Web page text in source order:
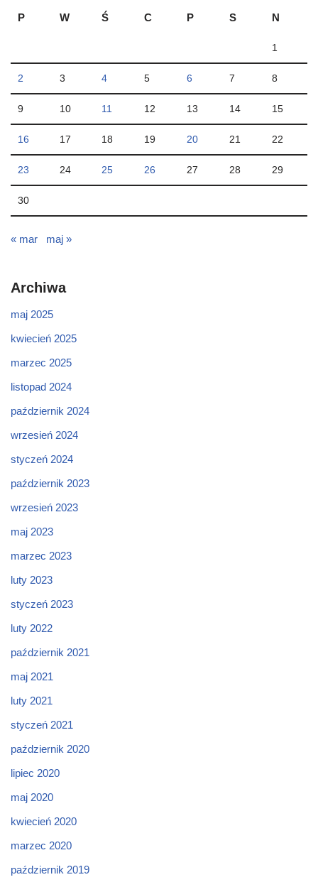
P
W Ś C P S N
1
2 3 4 5 6 7 8
9 10 11 12 13 14 15
16 17 18 19 20 21 22
23 24 25 26 27 28 29
30
« mar maj »
Archiwa
maj 2025
kwiecień 2025
marzec 2025
listopad 2024
październik 2024
wrzesień 2024
styczeń 2024
październik 2023
wrzesień 2023
maj 2023
marzec 2023
luty 2023
styczeń 2023
luty 2022
październik 2021
maj 2021
luty 2021
styczeń 2021
październik 2020
lipiec 2020
maj 2020
kwiecień 2020
marzec 2020
październik 2019